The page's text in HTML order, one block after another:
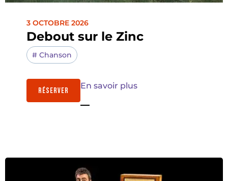
3 OCTOBRE 2026
Debout sur le Zinc
# Chanson
RÉSERVER En savoir plus